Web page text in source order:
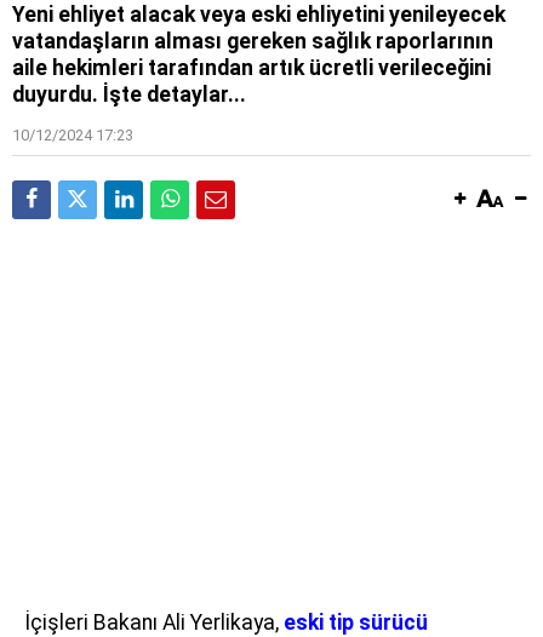
Yeni ehliyet alacak veya eski ehliyetini yenileyecek
vatandaşların alması gereken sağlık raporlarının
aile hekimleri tarafından artık ücretli verileceğini
duyurdu. İşte detaylar...
10/12/2024 17:23
İçişleri Bakanı Ali Yerlikaya, eski tip sürücü